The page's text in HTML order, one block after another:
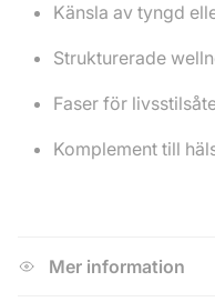
Känsla av tyngd
Strukturerade
Faser för
Komplement till
Mer information